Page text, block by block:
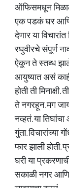
ऑफिसमधून
एक पडकं घर आणि
देणार या
रघुवीरचे संपूर्ण
ऐकून ते स्तब्ध
आयुष्यात असं
होती ती
ते नगरहून. मग
नव्हतं. या
गुंता.
फार झाली होती.
घरी या
सकाळी नगर आणि